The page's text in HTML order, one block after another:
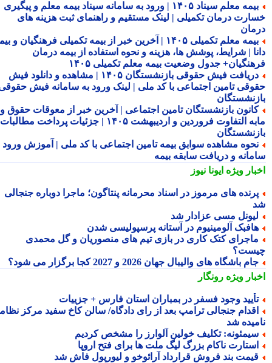
بیمه معلم سیناد ۱۴۰۵ | ورود به سامانه سیناد بیمه معلم و پیگیری
درمان تکمیلی | لینک مستقیم و راهنمای ثبت هزینه های
بیمه معلم تکمیلی ۱۴۰۵ | آخرین خبر از بیمه تکمیلی فرهنگیان و بیمه
| شرایط، پوشش ها، هزینه و نحوه استفاده از بیمه درمان
جدول وضعیت بیمه معلم تکمیلی ۱۴۰۵
دریافت فیش حقوقی بازنشستگان ۱۴۰۵ | مشاهده و دانلود فیش
تامین اجتماعی با کد ملی | لینک ورود به سامانه فیش حقوقی
بازنشستگان تامین اجتماعی | آخرین خبر از معوقات حقوق و
مابه التفاوت فروردین و اردیبهشت ۱۴۰۵ | جزئیات پرداخت مطالبات
مشاهده سوابق بیمه تامین اجتماعی با کد ملی | آموزش ورود به
و دریافت سابقه بیمه
ویژهایونا نیوز
های مرموز در اسناد محرمانه پنتاگون؛ ماجرا دوباره جنجالی
مسی عزادار شد
آلومینیوم در آستانه پرسپولیسی شدن
کتک کاری در بازی تیم های منصوریان و گل محمدی
باشگاه های والیبال جهان 2026 و 2027 کجا برگزار می شود؟
ویژهرونگار
وجود فسفر در بمباران استان فارس + جزییات
جنجالی ترامپ بعد از رای دادگاه/ سالن کاخ سفید مرکز نظامی
شد
تکلیف خولین آلوارز را مشخص کردیم
ناکام بزرگ لیگ ملت ها برای فتح اروپا
بند فروش قرارداد آرائوخو و لیورپول فاش شد